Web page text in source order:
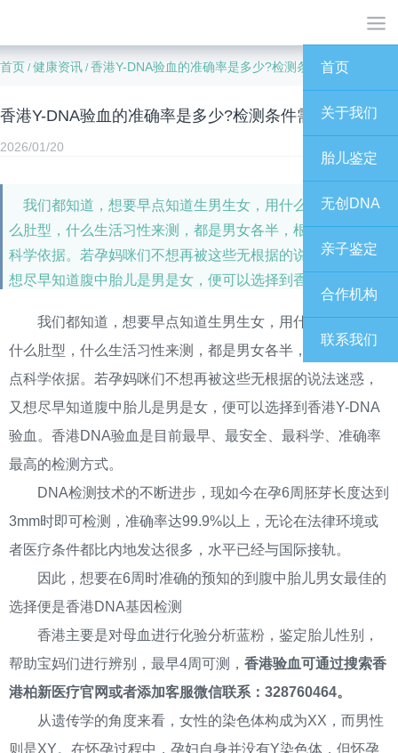
首页
关于我们
胎儿鉴定
无创DNA
亲子鉴定
合作机构
联系我们
首页 /健康资讯 /香港Y-DNA验血的准确率是多少?检测条件需要准备什么
香港Y-DNA验血的准确率是多少?检测条件需要准备什么
2026/01/20
我们都知道，想要早点知道生男生女，用什么清宫图，什
么肚型，什么生活习性来测，都是男女各半，根本没有半点
科学依据。若孕妈咪们不想再被这些无根据的说法迷惑，又
想尽早知道腹中胎儿是男是女，便可以选择到香港Y-DNA验
我们都知道，想要早点知道生男生女，用什么清宫图，
什么肚型，什么生活习性来测，都是男女各半，根本没有半
点科学依据。若孕妈咪们不想再被这些无根据的说法迷惑，
又想尽早知道腹中胎儿是男是女，便可以选择到香港Y-DNA
验血。香港DNA验血是目前最早、最安全、最科学、准确率
最高的检测方式。
DNA检测技术的不断进步，现如今在孕6周胚芽长度达到
3mm时即可检测，准确率达99.9%以上，无论在法律环境或
者医疗条件都比内地发达很多，水平已经与国际接轨。
因此，想要在6周时准确的预知的到腹中胎儿男女最佳的
选择便是香港DNA基因检测
香港主要是对母血进行化验分析蓝粉，鉴定胎儿性别，
帮助宝妈们进行辨别，最早4周可测， 香港验血可通过搜索香
港柏新医疗官网或者添加客服微信联系：328760464。
从遗传学的角度来看，女性的染色体构成为XX，而男性
则是XY。在怀孕过程中，孕妇自身并没有Y染色体，但怀孕